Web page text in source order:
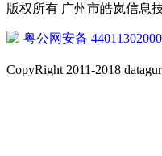
版权所有 广州市皓岚信息
粤公网安备
CopyRight 2011-2018